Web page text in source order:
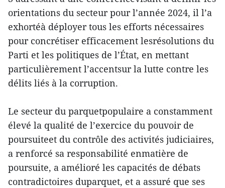
orientations du secteur pour l’année 2024, il l’a
exhortéà déployer tous les efforts nécessaires
pour concrétiser efficacement lesrésolutions du
Parti et les politiques de l’État, en mettant
particulièrement l’accentsur la lutte contre les
délits liés à la corruption.
Le secteur du parquetpopulaire a constamment
élevé la qualité de l’exercice du pouvoir de
poursuiteet du contrôle des activités judiciaires,
a renforcé sa responsabilité enmatière de
poursuite, a amélioré les capacités de débats
contradictoires duparquet, et a assuré que ses